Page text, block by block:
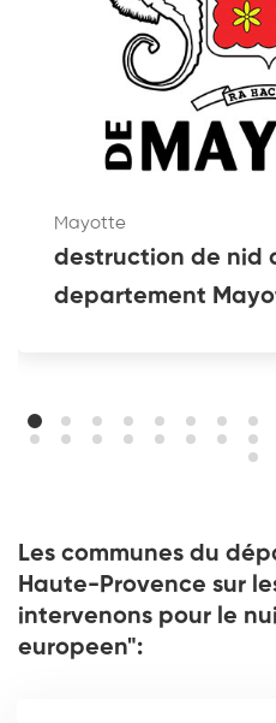
Mayotte
destruction de nid
departement
Les communes du
Haute-Provence sur
intervenons pour le
europeen":